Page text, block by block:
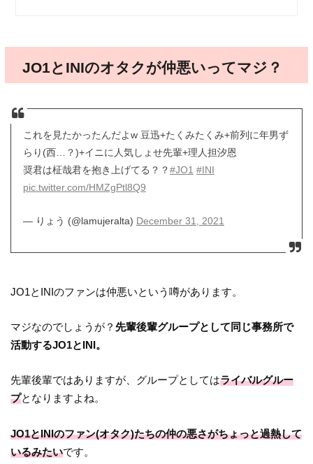
JO1とINIのオタクが仲悪いってマジ？
これを見たかったんだよw 豆迅+たくみたくみ+前列に年男ず
らり(西…？)+イニに人気しょせ先輩+理人担汐恩
奨君は柾哉君を抱き上げてる？？#JO1 #INI
pic.twitter.com/HMZgPtl8Q9
— りょう (@lamujeralta) December 31, 2021
JO1とINIのファンは仲悪いという噂があります。
マジなのでしょうが？先輩後輩グループとして同じ事務所で
活動するJO1とINI。
先輩後輩ではありますが、グループとしてはライバルグルー
プとなりますよね。
JO1とINIのファン(オタク)たちの仲の悪さがちょっと過熱して
いるみたいです。